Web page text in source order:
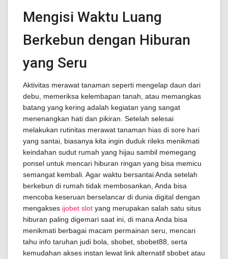
Mengisi Waktu Luang
Berkebun dengan Hiburan
yang Seru
Aktivitas merawat tanaman seperti mengelap daun dari
debu, memeriksa kelembapan tanah, atau memangkas
batang yang kering adalah kegiatan yang sangat
menenangkan hati dan pikiran. Setelah selesai
melakukan rutinitas merawat tanaman hias di sore hari
yang santai, biasanya kita ingin duduk rileks menikmati
keindahan sudut rumah yang hijau sambil memegang
ponsel untuk mencari hiburan ringan yang bisa memicu
semangat kembali. Agar waktu bersantai Anda setelah
berkebun di rumah tidak membosankan, Anda bisa
mencoba keseruan berselancar di dunia digital dengan
mengakses ijobet slot yang merupakan salah satu situs
hiburan paling digemari saat ini, di mana Anda bisa
menikmati berbagai macam permainan seru, mencari
tahu info taruhan judi bola, sbobet, sbobet88, serta
kemudahan akses instan lewat link alternatif sbobet atau